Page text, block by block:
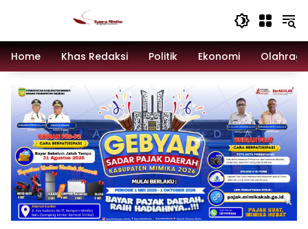
Home
Khas Redaksi Politik Ekonomi